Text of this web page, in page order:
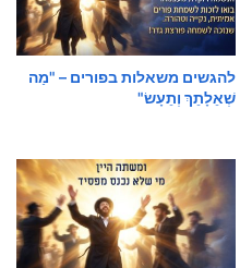
להגשים משאלות בפורים – "מַה
שְׁאֵלָתֵךְ וְתֵעָשׂ"